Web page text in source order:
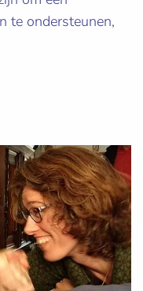
te ondersteunen,